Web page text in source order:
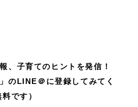
、子育てのヒントを発信！
のLINE＠に登録してみてく
です）